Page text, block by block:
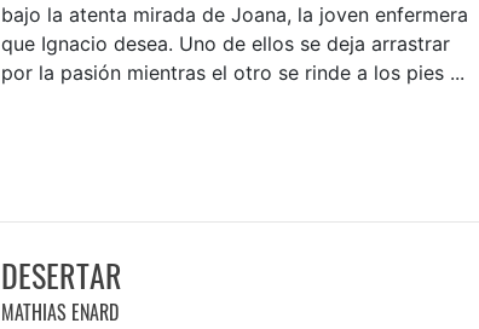
bajo la atenta mirada de Joana, la joven enfermera
que Ignacio desea. Uno de ellos se deja arrastrar
por la pasión mientras el otro se rinde a los pies ...
DESERTAR
MATHIAS ENARD